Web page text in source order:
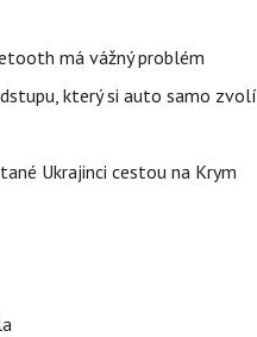
má vážný problém
který si auto samo zvolí
Ukrajinci cestou na Krym